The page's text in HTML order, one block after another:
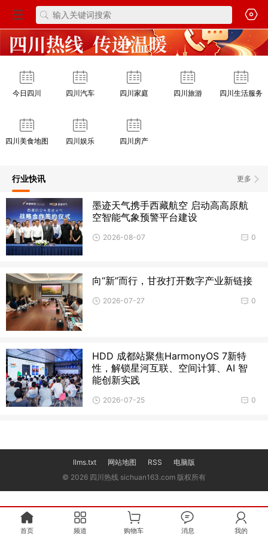
今日四川 四川汽车 四川家庭 四川旅游 四川生活服务
四川美食地图 四川娱乐 四川房产
更多
行业快讯
墨迹天气携手西藏航空 启动高高原航
空智能气象预警平台建设
0
2026-08-07
向“新”而行，甘孜打开数字产业新链接
0
2026-07-27
HDD 成都站聚焦HarmonyOS 7新特
性，解锁星河互联、空间计算、AI 智
能创新实践
0
2026-07-25
首页 频道 购物车 消息 我的
llms.txt 网站地图 RSS
电脑版
© 2026 四川热线 sichuan163.com 版权所有